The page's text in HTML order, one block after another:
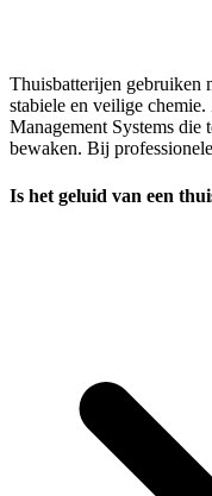
Thuisbatterijen gebruiken
stabiele en veilige
Management Systems die
bewaken. Bij
Is het geluid van een